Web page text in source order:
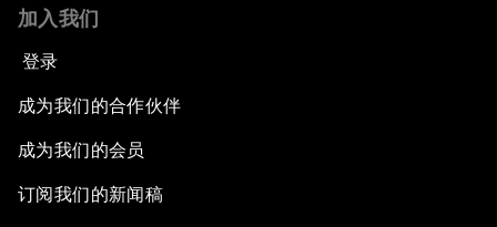
加入我们
登录
成为我们的合作伙伴
成为我们的会员
订阅我们的新闻稿